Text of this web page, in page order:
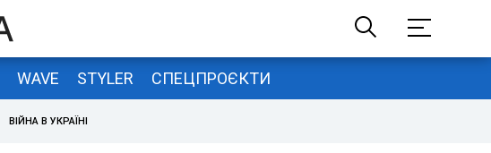
WAVE STYLER СПЕЦПРОЄКТИ
ВІЙНА В УКРАЇНІ